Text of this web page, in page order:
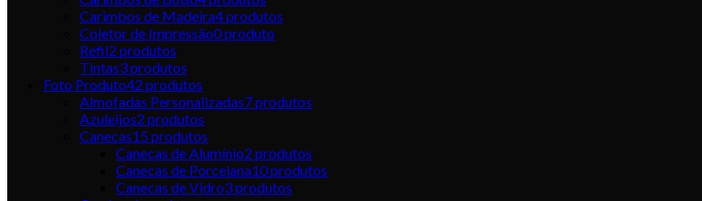
Carimbos de Madeira4produtos
Coletor de Impressão0produto
Refil2 produtos
Tintas3produtos
Foto Produto42 produtos
Almofadas Personalizadas7produtos
Azuleijos2 produtos
Canecas15produtos
Canecas de Alumínio2 produtos
Canecas de Porcelana10produtos
Canecas de Vidro3produtos